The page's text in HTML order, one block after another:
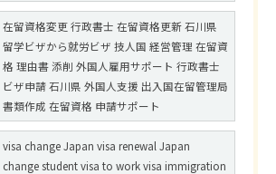
在留資格変更 行政書士 在留資格更新 石川県
留学ビザから就労ビザ 技人国 経営管理 在留資
格 理由書 添削 外国人雇用サポート 行政書士
ビザ申請 石川県 外国人支援 出入国在留管理局
書類作成 在留資格 申請サポート
visa change Japan visa renewal Japan
change student visa to work visa immigration